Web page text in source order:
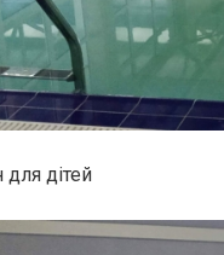
для дітей